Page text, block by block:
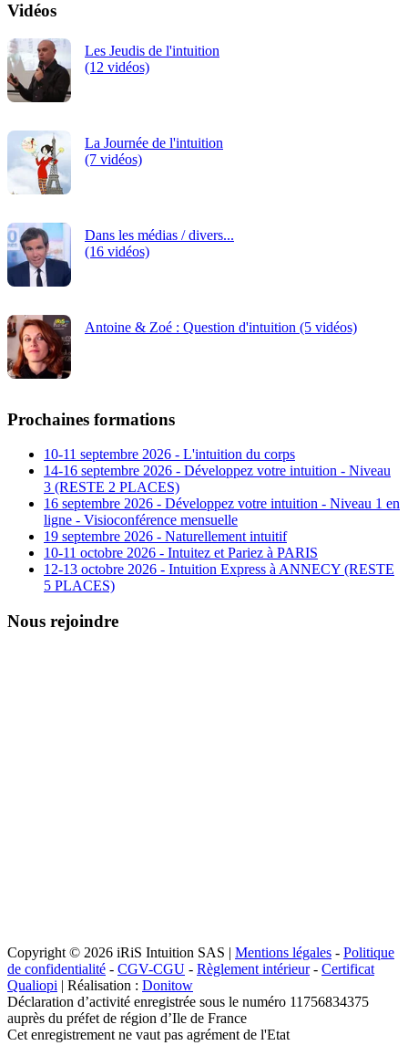
Vidéos
Les Jeudis de l'intuition
(12 vidéos)
La Journée de l'intuition
(7 vidéos)
Dans les médias / divers...
(16 vidéos)
Antoine & Zoé : Question d'intuition (5 vidéos)
Prochaines formations
10-11 septembre 2026 - L'intuition du corps
14-16 septembre 2026 - Développez votre intuition - Niveau
3 (RESTE 2 PLACES)
16 septembre 2026 - Développez votre intuition - Niveau 1 en
ligne - Visioconférence mensuelle
19 septembre 2026 - Naturellement intuitif
10-11 octobre 2026 - Intuitez et Pariez à PARIS
12-13 octobre 2026 - Intuition Express à ANNECY (RESTE
5 PLACES)
Nous rejoindre
Copyright © 2026 iRiS Intuition SAS | Mentions légales - Politique
de confidentialité - CGV-CGU - Règlement intérieur- Certificat
Qualiopi | Réalisation : Donitow
Déclaration d’activité enregistrée sous le numéro 11756834375
auprès du préfet de région d’Ile de France
Cet enregistrement ne vaut pas agrément de l'Etat